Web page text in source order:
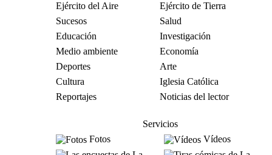
Ejército del Aire
Ejército de Tierra
Sucesos
Salud
Educación
Investigación
Medio ambiente
Economía
Deportes
Arte
Cultura
Iglesia Católica
Reportajes
Noticias del lector
Servicios
Fotos
Vídeos